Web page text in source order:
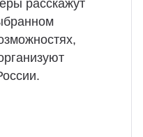
расскажут